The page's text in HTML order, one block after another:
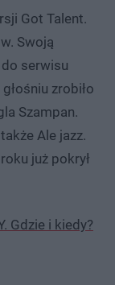
Got Talent.
Swoją
serwisu
zrobiło
Szampan.
Ale jazz.
już pokrył
Gdzie i kiedy?